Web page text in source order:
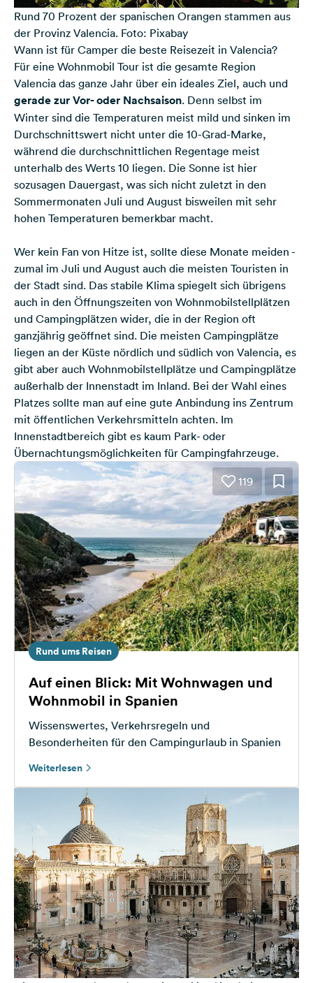
Rund 70 Prozent der spanischen Orangen stammen aus
der Provinz Valencia. Foto: Pixabay
Wann ist für Camper die beste Reisezeit in Valencia?
Für eine Wohnmobil Tour ist die gesamte Region
Valencia das ganze Jahr über ein ideales Ziel, auch und
gerade zur Vor- oder Nachsaison. Denn selbst im
Winter sind die Temperaturen meist mild und sinken im
Durchschnittswert nicht unter die 10-Grad-Marke,
während die durchschnittlichen Regentage meist
unterhalb des Werts 10 liegen. Die Sonne ist hier
sozusagen Dauergast, was sich nicht zuletzt in den
Sommermonaten Juli und August bisweilen mit sehr
hohen Temperaturen bemerkbar macht.
Wer kein Fan von Hitze ist, sollte diese Monate meiden -
zumal im Juli und August auch die meisten Touristen in
der Stadt sind. Das stabile Klima spiegelt sich übrigens
auch in den Öffnungszeiten von Wohnmobilstellplätzen
und Campingplätzen wider, die in der Region oft
ganzjährig geöffnet sind. Die meisten Campingplätze
liegen an der Küste nördlich und südlich von Valencia, es
gibt aber auch Wohnmobilstellplätze und Campingplätze
außerhalb der Innenstadt im Inland. Bei der Wahl eines
Platzes sollte man auf eine gute Anbindung ins Zentrum
mit öffentlichen Verkehrsmitteln achten. Im
Innenstadtbereich gibt es kaum Park- oder
Übernachtungsmöglichkeiten für Campingfahrzeuge.
119
Rund ums Reisen
Auf einen Blick: Mit Wohnwagen und
Wohnmobil in Spanien
Wissenswertes, Verkehrsregeln und
Besonderheiten für den Campingurlaub in Spanien
Weiterlesen